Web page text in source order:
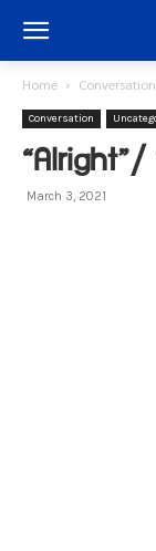
Home Conversation
Conversation
March 3, 2021